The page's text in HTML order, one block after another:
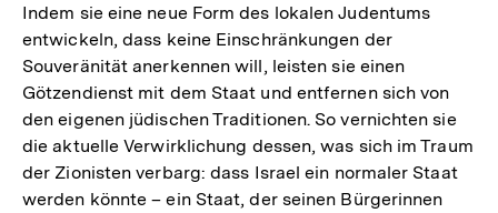
Indem sie eine neue Form des lokalen Judentums
entwickeln, dass keine Einschränkungen der
Souveränität anerkennen will, leisten sie einen
Götzendienst mit dem Staat und entfernen sich von
den eigenen jüdischen Traditionen. So vernichten sie
die aktuelle Verwirklichung dessen, was sich im Traum
der Zionisten verbarg: dass Israel ein normaler Staat
werden könnte – ein Staat, der seinen Bürgerinnen